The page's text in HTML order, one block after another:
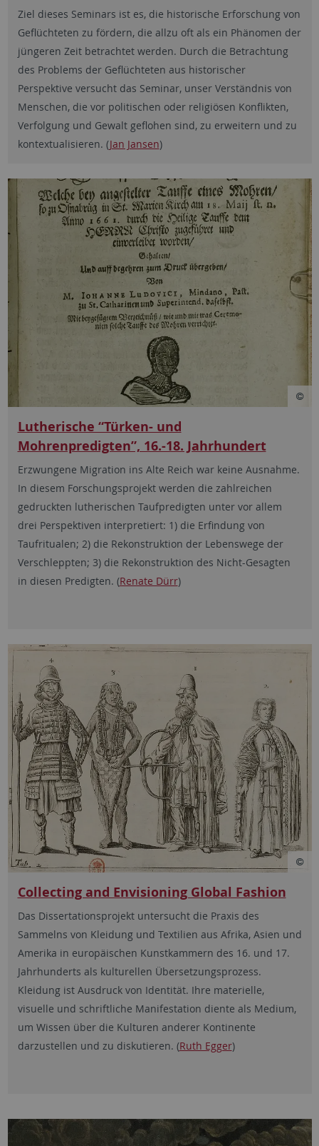
Ziel dieses Seminars ist es, die historische Erforschung von
Geflüchteten zu fördern, die allzu oft als ein Phänomen der
jüngeren Zeit betrachtet werden. Durch die Betrachtung
des Problems der Geflüchteten aus historischer
Perspektive versucht das Seminar, unser Verständnis von
Menschen, die vor politischen oder religiösen Konflikten,
Verfolgung und Gewalt geflohen sind, zu erweitern und zu
kontextualisieren. (Jan Jansen)
Lutherische “Türken- und
Mohrenpredigten”, 16.-18. Jahrhundert
Erzwungene Migration ins Alte Reich war keine Ausnahme.
In diesem Forschungsprojekt werden die zahlreichen
gedruckten lutherischen Taufpredigten unter vor allem
drei Perspektiven interpretiert: 1) die Erfindung von
Taufritualen; 2) die Rekonstruktion der Lebenswege der
Verschleppten; 3) die Rekonstruktion des Nicht-Gesagten
in diesen Predigten. (Renate Dürr)
Collecting and Envisioning Global Fashion
Das Dissertationsprojekt untersucht die Praxis des
Sammelns von Kleidung und Textilien aus Afrika, Asien und
Amerika in europäischen Kunstkammern des 16. und 17.
Jahrhunderts als kulturellen Übersetzungsprozess.
Kleidung ist Ausdruck von Identität. Ihre materielle,
visuelle und schriftliche Manifestation diente als Medium,
um Wissen über die Kulturen anderer Kontinente
darzustellen und zu diskutieren. (Ruth Egger)